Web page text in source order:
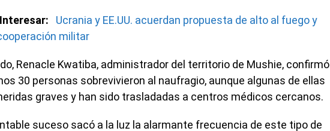
Ucrania y EE.UU. acuerdan propuesta de alto al fuego y
militar
Renacle Kwatiba, administrador del territorio de Mushie, confirmó
30 personas sobrevivieron al naufragio, aunque algunas de ellas
graves y han sido trasladadas a centros médicos cercanos.
suceso sacó a la luz la alarmante frecuencia de este tipo de